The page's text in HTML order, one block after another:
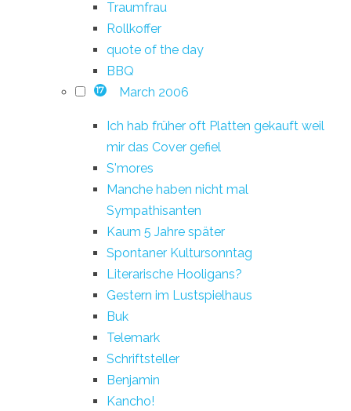
Traumfrau
Rollkoffer
quote of the day
BBQ
17 March 2006
Ich hab früher oft Platten gekauft weil
mir das Cover gefiel
S'mores
Manche haben nicht mal
Sympathisanten
Kaum 5 Jahre später
Spontaner Kultursonntag
Literarische Hooligans?
Gestern im Lustspielhaus
Buk
Telemark
Schriftsteller
Benjamin
Kancho!